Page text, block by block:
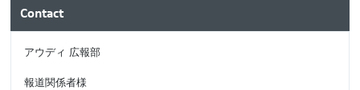
Contact
アウディ 広報部
報道関係者様